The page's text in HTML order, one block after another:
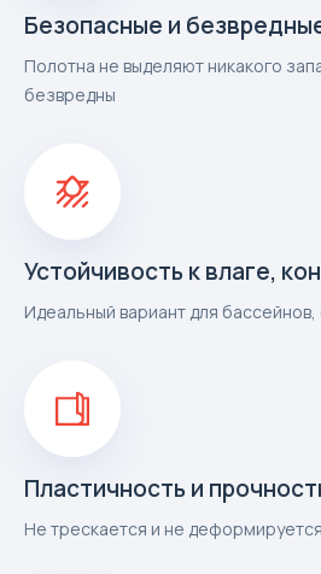
Безопасные и
Полотна не выделяют никакого
безвредны
Устойчивость к влаге,
Идеальный вариант для бассейнов,
Пластичность и
Не трескается и не